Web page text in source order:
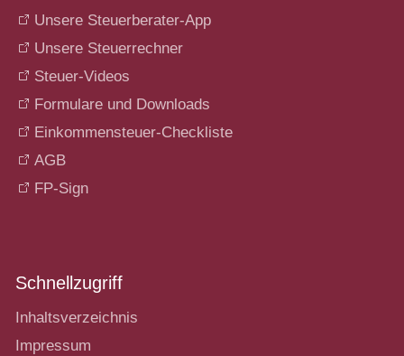
Unsere Steuerberater-App
Unsere Steuerrechner
Steuer-Videos
Formulare und Downloads
Einkommensteuer-Checkliste
AGB
FP-Sign
Schnellzugriff
Inhaltsverzeichnis
Impressum